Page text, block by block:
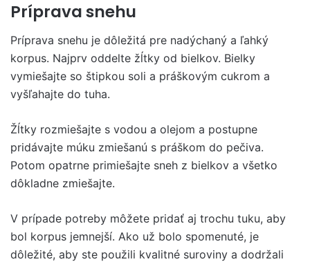
Príprava snehu
Príprava snehu je dôležitá pre nadýchaný a ľahký
korpus. Najprv oddelte žĺtky od bielkov. Bielky
vymiešajte so štipkou soli a práškovým cukrom a
vyšľahajte do tuha.
Žĺtky rozmiešajte s vodou a olejom a postupne
pridávajte múku zmiešanú s práškom do pečiva.
Potom opatrne primiešajte sneh z bielkov a všetko
dôkladne zmiešajte.
V prípade potreby môžete pridať aj trochu tuku, aby
bol korpus jemnejší. Ako už bolo spomenuté, je
dôležité, aby ste použili kvalitné suroviny a dodržali